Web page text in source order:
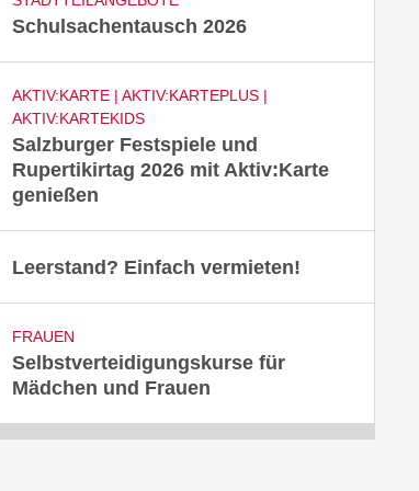
Schulsachentausch 2026
AKTIV:KARTE | AKTIV:KARTEPLUS |
AKTIV:KARTEKIDS
Salzburger Festspiele und
Rupertikirtag 2026 mit Aktiv:Karte
genießen
Leerstand? Einfach vermieten!
FRAUEN
Selbstverteidigungskurse für
Mädchen und Frauen